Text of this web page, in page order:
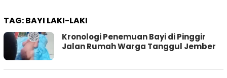
TAG:BAYI LAKI-LAKI
Kronologi Penemuan Bayi di Pinggir
Jalan Rumah Warga Tanggul Jember